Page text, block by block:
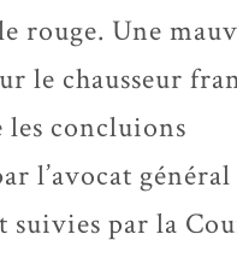
rouge. Une
le chausseur
les concluions
l’avocat
suivies par la